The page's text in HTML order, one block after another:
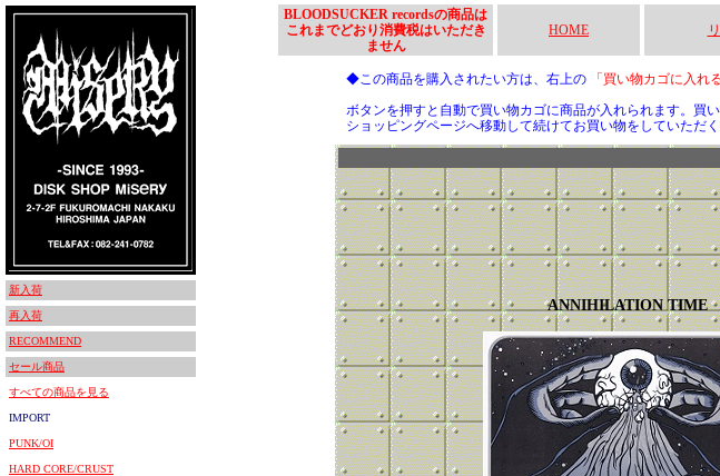
新入荷
再入荷
RECOMMEND
セール商品
すべての商品を見る
IMPORT
PUNK/OI
HARD CORE/CRUST
BLOODSUCKER recordsの商品は
これまでどおり消費税はいただき
ません
HOME
◆この商品を購入されたい方は、右上の 「買い物カゴに入れる
ボタンを押すと自動で買い物カゴに商品が入れられます。買
ショッピングページへ移動して続けてお買い物をしていただく
ANNIHILATION TIME